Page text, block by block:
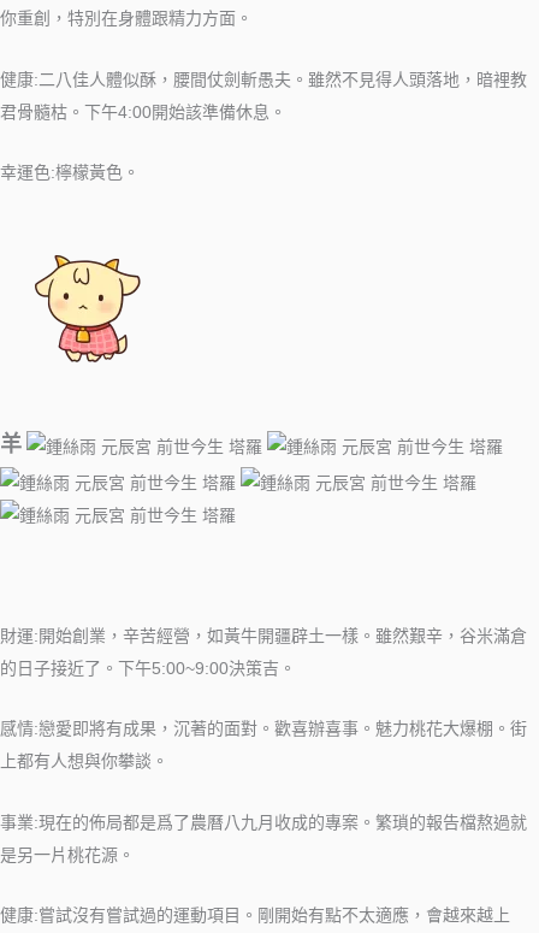
你重創，特別在身體跟精力方面。
健康:二八佳人體似酥，腰間仗劍斬愚夫。雖然不見得人頭落地，暗裡教
君骨髓枯。下午4:00開始該準備休息。
幸運色:檸檬黃色。
羊
財運:開始創業，辛苦經營，如黃牛開疆辟土一樣。雖然艱辛，谷米滿倉
的日子接近了。下午5:00~9:00決策吉。
感情:戀愛即將有成果，沉著的面對。歡喜辦喜事。魅力桃花大爆棚。街
上都有人想與你攀談。
事業:現在的佈局都是爲了農曆八九月收成的專案。繁瑣的報告檔熬過就
是另一片桃花源。
健康:嘗試沒有嘗試過的運動項目。剛開始有點不太適應，會越來越上